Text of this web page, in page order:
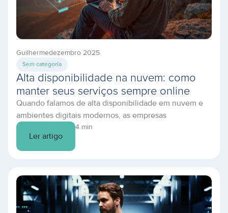
Guilhermedezembro 2025
Sem categoria
Alta disponibilidade na nuvem: como
manter seus serviços sempre online
Quando falamos de alta disponibilidade em nuvem e
ambientes digitais modernos, as empresas
demonstraram ter um grande desafio em comum:
manter aplicações e serviços ativos e sem riscos de
quedas. Com operações cada vez mais digitalizadas,
de indisponibilidade representa riscos financeiros, de
reputação e de segurança. Por […]
Ler artigo
4 min